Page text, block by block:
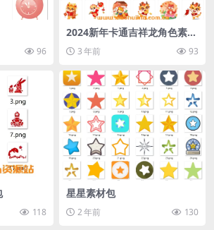
96
2024新年卡通吉祥龙角色素材
3 年前 93
118
星星素材包
2 年前 130